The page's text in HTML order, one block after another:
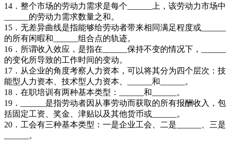
14．整个市场的劳动力需求是每个______上，该劳动力市场中
______的劳动力需求数量之和。
15．无差异曲线是指能够给劳动者带来相同满足程度或______
的所有闲暇和______组合点的轨迹。
16．所谓收入效应，是指在______保持不变的情况下，______
的变化所导致的工作时间的变动。
17．从企业的角度考察人力资本，可以将其分为四个层次：技
能型人力资本、技术型人力资本、______和______。
18．在职培训有两种基本类型：______和______。
19．______是指劳动者因从事劳动而获取的所有报酬收入，包
括固定工资、奖金、津贴以及其他货币或______。
20．工会有三种基本类型：一是企业工会、二是______、三是
______。